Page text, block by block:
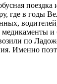
где в годы
медикаменты
по
Именно